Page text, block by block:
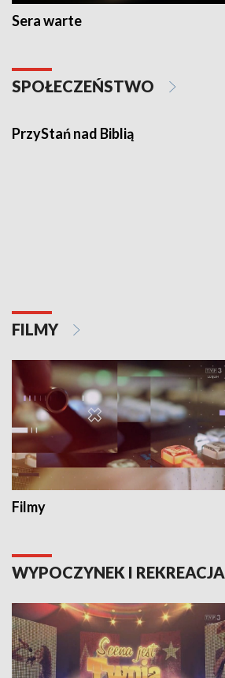
Sera warte
SPOŁECZEŃSTWO
PrzyStań nad Biblią
FILMY
Filmy
WYPOCZYNEK I REKREACJA